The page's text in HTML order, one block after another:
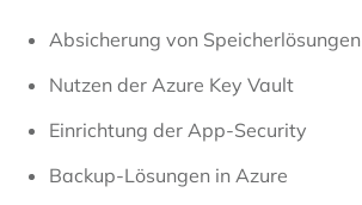
Absicherung von Speicherlösungen
Nutzen der Azure Key Vault
Einrichtung der App-Security
Backup-Lösungen in Azure